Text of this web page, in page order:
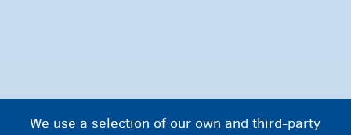
We use a selection of our own and third-party